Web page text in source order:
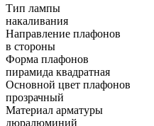
Тип лампы
накаливания
Направление плафонов
в стороны
Форма плафонов
пирамида квадратная
Основной цвет плафонов
прозрачный
Материал арматуры
дюралюминий